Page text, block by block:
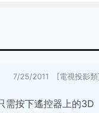
7/25/2011 [電視投影類]
需按下遙控器上的3D